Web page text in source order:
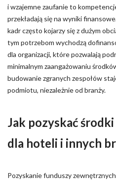
i wzajemne zaufanie to
przekładają się na wyniki
kadr często kojarzy się z dużym
tym potrzebom wychodzą
dla organizacji, które pozwalają
minimalnym zaangażowaniu
budowanie zgranych zespołów
podmiotu, niezależnie od branży.
Jak pozyskać
dla hoteli i innych
Pozyskanie funduszy